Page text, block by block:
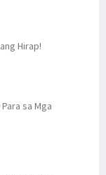
Hirap!
sa Mga